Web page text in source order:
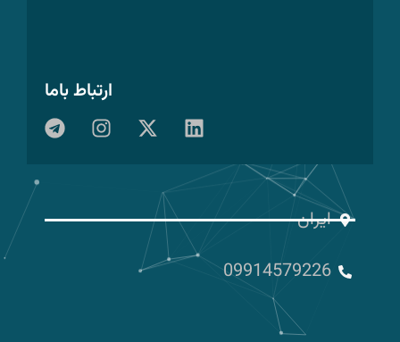
ارتباط باما
L
i
k
d
i
n
X
-
t
t
e
r
I
n
g
T
e
r
ایران
09914579226